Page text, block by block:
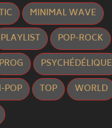
MINIMAL WAVE
PLAYLIST
POP-ROCK
PROG
PSYCHÉDÉLIQUE
POP TOP
WORLD